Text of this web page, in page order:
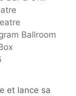
Ballroom
et lance sa